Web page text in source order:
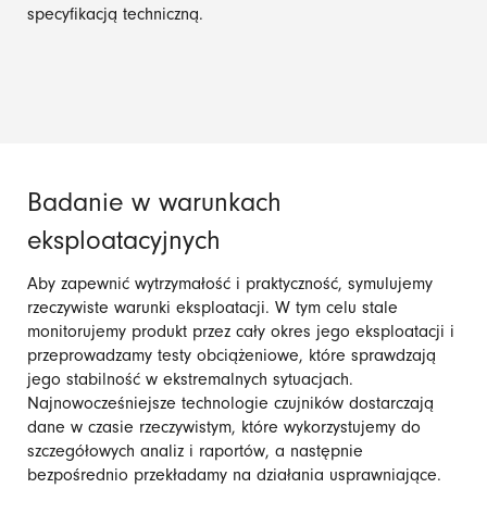
specyfikacją techniczną.
Badanie w warunkach
eksploatacyjnych
Aby zapewnić wytrzymałość i praktyczność, symulujemy
rzeczywiste warunki eksploatacji. W tym celu stale
monitorujemy produkt przez cały okres jego eksploatacji i
przeprowadzamy testy obciążeniowe, które sprawdzają
jego stabilność w ekstremalnych sytuacjach.
Najnowocześniejsze technologie czujników dostarczają
dane w czasie rzeczywistym, które wykorzystujemy do
szczegółowych analiz i raportów, a następnie
bezpośrednio przekładamy na działania usprawniające.